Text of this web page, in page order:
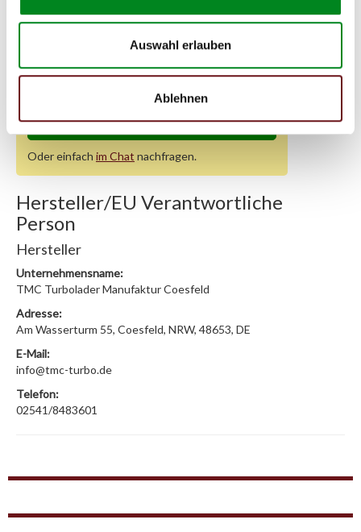
Auswahl erlauben
Ablehnen
Support kontaktieren (Chat, Telefon oder E-Mail).
(2.1) und zu 3 (2.2) oderFahrgestellnummer
Passendes Fahrzeug nicht dabei?
Fahrzeug-Suche für Rußpartikelfilter DPF»
Oder einfach im Chat nachfragen.
Hersteller/EU Verantwortliche
Person
Hersteller
Unternehmensname:
TMC Turbolader Manufaktur Coesfeld
Adresse:
Am Wasserturm 55, Coesfeld, NRW, 48653, DE
E-Mail:
info@tmc-turbo.de
Telefon:
02541/8483601